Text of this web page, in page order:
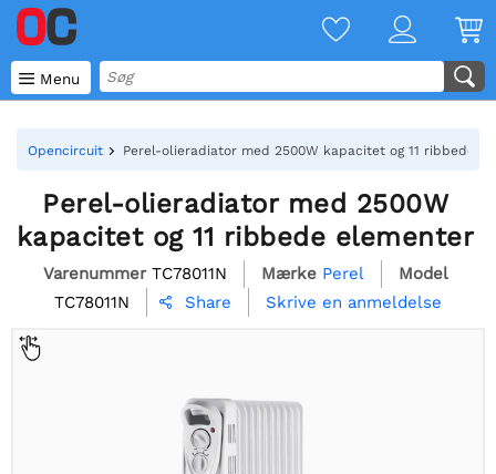
 Menu
Opencircuit Perel-olieradiator med 2500W kapacitet og 11 ribbede
Perel-olieradiator med 2500W
kapacitet og 11 ribbede elementer
Varenummer TC78011N Mærke Perel
Model
TC78011N
 Share Skrive en anmeldelse